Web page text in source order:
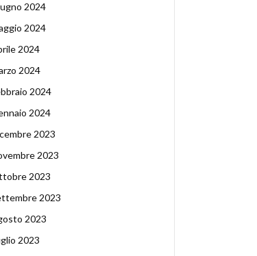
2024
2024
2024
2024
2024
2024
2023
2023
2023
2023
2023
2023